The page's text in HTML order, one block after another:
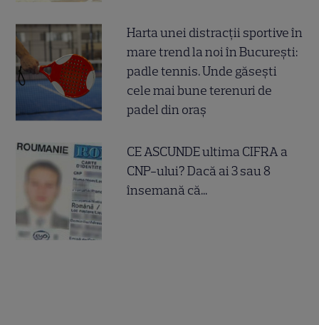
Harta unei distracții sportive în
mare trend la noi în București:
padle tennis. Unde găsești
cele mai bune terenuri de
padel din oraș
CE ASCUNDE ultima CIFRA a
CNP-ului? Dacă ai 3 sau 8
însemană că...